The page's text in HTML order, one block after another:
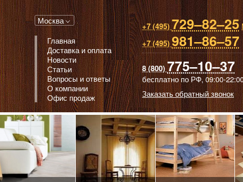
Штучный паркет, Массивная доска, Ламинированный паркет
Москва
Главная
Доставка и оплата
Новости
Статьи
Вопросы и ответы
О компании
Офис продаж
+7 (495)729–82–25
+7 (495)981–86–57
8 (800)775–10–37
бесплатно по РФ,09:00-
Заказать обратный звонок